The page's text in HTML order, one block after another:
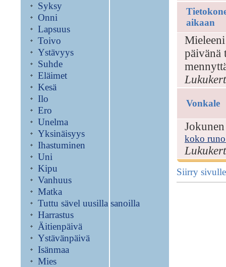
Syksy
Onni
Lapsuus
Toivo
Ystävyys
Suhde
Eläimet
Kesä
Ilo
Ero
Unelma
Yksinäisyys
Ihastuminen
Uni
Kipu
Vanhuus
Matka
Tuttu sävel uusilla sanoilla
Harrastus
Äitienpäivä
Ystävänpäivä
Isänmaa
Mies
aikaan
päivänä
Vonkale
koko
Siirry